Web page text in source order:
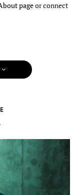
pageor connect